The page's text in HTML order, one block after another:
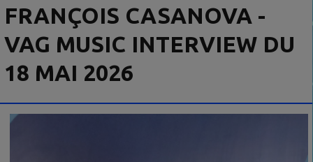
FRANÇOIS CASANOVA -
VAG MUSIC INTERVIEW DU
18 MAI 2026